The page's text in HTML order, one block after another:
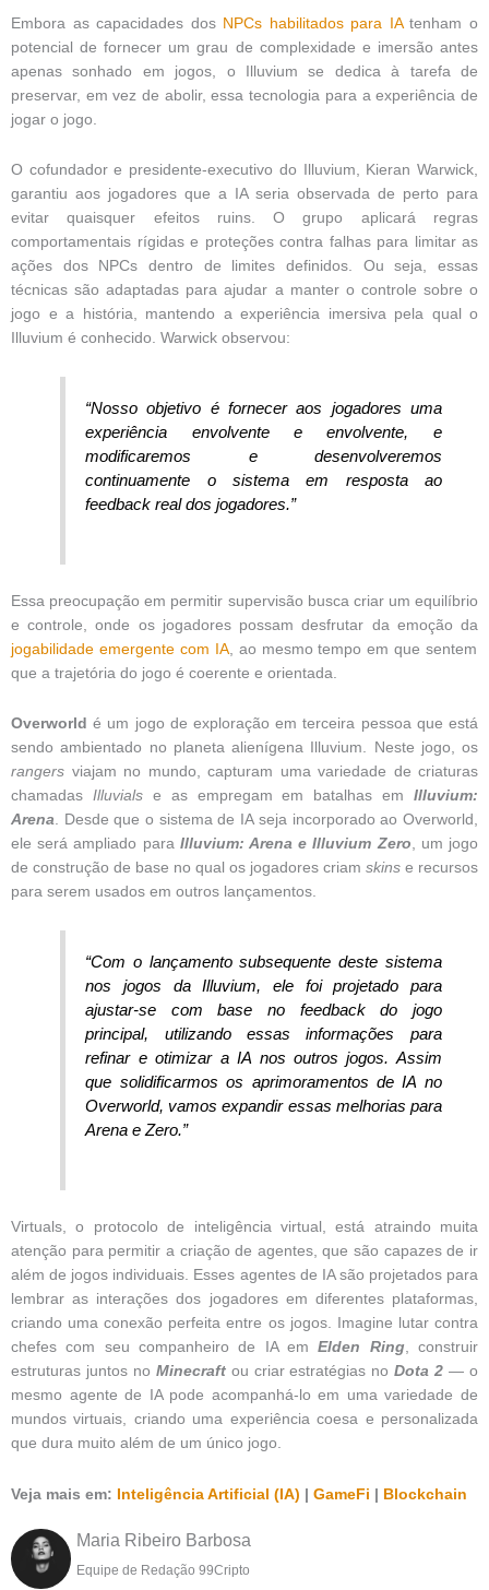
Embora as capacidades dos NPCs habilitados para IAtenham o
potencial de fornecer um grau de complexidade e imersão antes
apenas sonhado em jogos, o Illuvium se dedica à tarefa de
preservar, em vez de abolir, essa tecnologia para a experiência de
jogar o jogo.
O cofundador e presidente-executivo do Illuvium, Kieran Warwick,
garantiu aos jogadores que a IA seria observada de perto para
evitar quaisquer efeitos ruins. O grupo aplicará regras
comportamentais rígidas e proteções contra falhas para limitar as
ações dos NPCs dentro de limites definidos. Ou seja, essas
técnicas são adaptadas para ajudar a manter o controle sobre o
jogo e a história, mantendo a experiência imersiva pela qual o
Illuvium é conhecido. Warwick observou:
“Nosso objetivo é fornecer aos jogadores uma
experiência envolvente e envolvente, e
modificaremos e desenvolveremos
continuamente o sistema em resposta ao
feedback real dos jogadores.”
Essa preocupação em permitir supervisão busca criar um equilíbrio
e controle, onde os jogadores possam desfrutar da emoção da
jogabilidade emergente com IA, ao mesmo tempo em que sentem
que a trajetória do jogo é coerente e orientada.
Overworld é um jogo de exploração em terceira pessoa que está
sendo ambientado no planeta alienígena Illuvium. Neste jogo, os
rangers viajam no mundo, capturam uma variedade de criaturas
chamadas Illuvialse as empregam em batalhas em Illuvium:
Arena . Desde que o sistema de IA seja incorporado ao Overworld,
ele será ampliado para Illuvium: Arena e Illuvium Zero , um jogo
de construção de base no qual os jogadores criam skins e recursos
para serem usados ​​em outros lançamentos.
“Com o lançamento subsequente deste sistema
nos jogos da Illuvium, ele foi projetado para
ajustar-se com base no feedback do jogo
principal, utilizando essas informações para
refinar e otimizar a IA nos outros jogos. Assim
que solidificarmos os aprimoramentos de IA no
Overworld, vamos expandir essas melhorias para
Arena e Zero.”
Virtuals, o protocolo de inteligência virtual, está atraindo muita
atenção para permitir a criação de agentes, que são capazes de ir
além de jogos individuais. Esses agentes de IA são projetados para
lembrar as interações dos jogadores em diferentes plataformas,
criando uma conexão perfeita entre os jogos. Imagine lutar contra
chefes com seu companheiro de IA emElden Ring, construir
estruturas juntos no Minecraftou criar estratégias noDota 2 — o
mesmo agente de IA pode acompanhá-lo em uma variedade de
mundos virtuais, criando uma experiência coesa e personalizada
que dura muito além de um único jogo.
Veja mais em: Inteligência Artificial (IA) | GameFi | Blockchain
Maria Ribeiro Barbosa
Equipe de Redação 99Cripto